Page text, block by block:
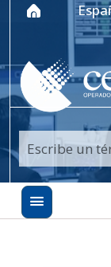
Ir al menú de
Ir al contenido
Ir al pie de